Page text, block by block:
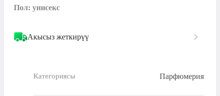
Пол: унисекс
Акысыз жеткирүү
Категориясы Парфюмерия